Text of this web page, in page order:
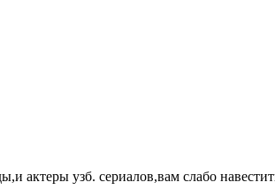
актеры узб. сериалов,вам слабо